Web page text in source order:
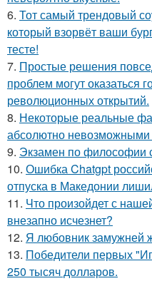
6. Тот самый трендовый
который взорвёт ваши
тесте!
7. Простые решения
проблем могут оказаться
революционных открытий.
8. Некоторые реальные
абсолютно невозможными
9. Экзамен по философии
10. Ошибка Chatgpt
отпуска в Македонии
11. Что произойдет с
внезапно исчезнет?
12. Я любовник замужней
13. Победители первых
250 тысяч долларов.